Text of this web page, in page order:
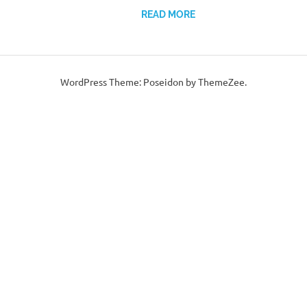
READ MORE
WordPress Theme: Poseidon by ThemeZee.